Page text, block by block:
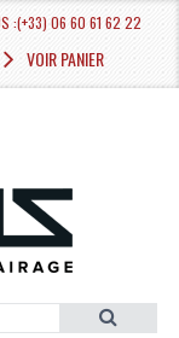
:(+33) 06 60 61 62 22
VOIR PANIER